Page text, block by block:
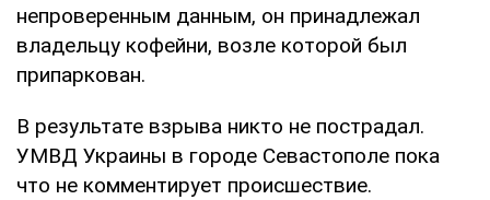
непроверенным данным, он принадлежал
владельцу кофейни, возле которой был
припаркован.
В результате взрыва никто не пострадал.
УМВД Украины в городе Севастополе пока
что не комментирует происшествие.